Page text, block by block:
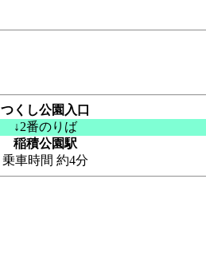
つくし公園入口
↓2番のりば
稲積公園駅
乗車時間 約4分